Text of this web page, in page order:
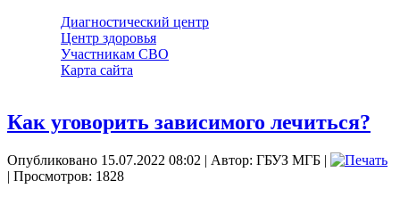
Диагностический центр
Центр здоровья
Участникам СВО
Карта сайта
Как уговорить зависимого лечиться?
Опубликовано 15.07.2022 08:02 | Автор: ГБУЗ МГБ |
| Просмотров: 1828